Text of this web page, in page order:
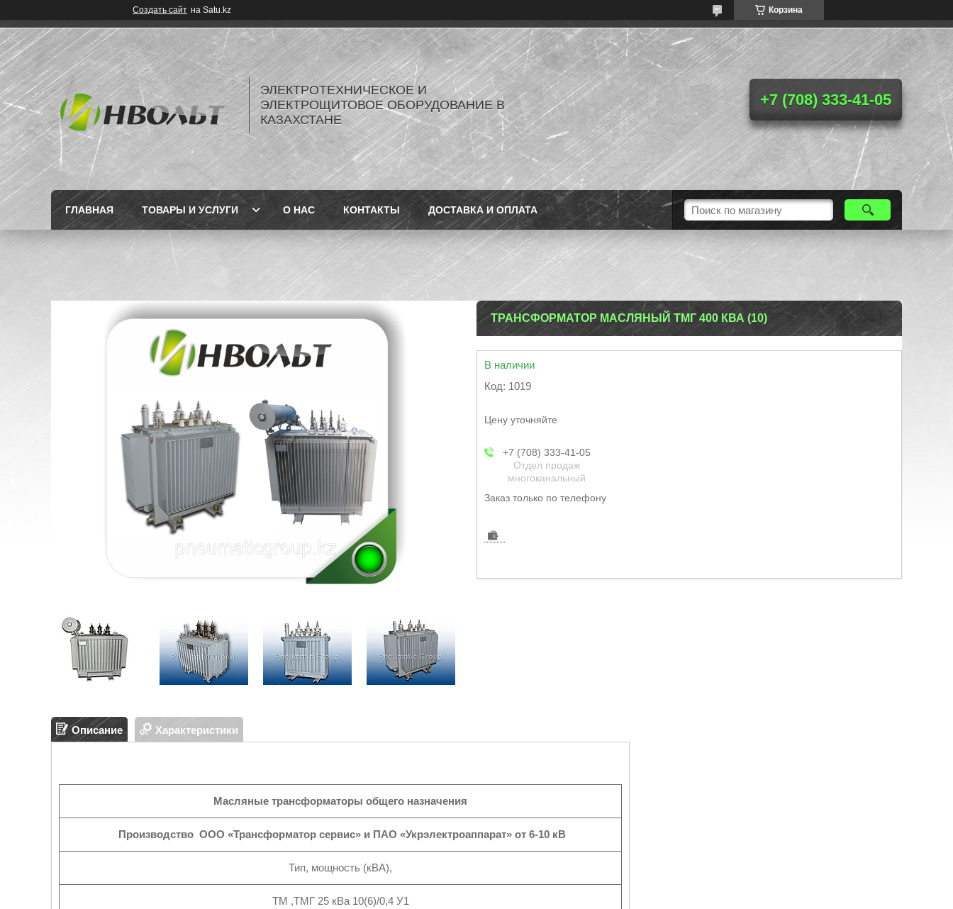
Создать сайт на Satu.kz Корзина
ЭЛЕКТРОТЕХНИЧЕСКОЕ И
ЭЛЕКТРОЩИТОВОЕ ОБОРУДОВАНИЕ В
КАЗАХСТАНЕ
+7 (708) 333-41-05
ГЛАВНАЯ ТОВАРЫ И УСЛУГИ О НАС КОНТАКТЫ ДОСТАВКА И ОПЛАТА
ТРАНСФОРМАТОР МАСЛЯНЫЙ ТМГ 400 КВА (10)
В наличии
Код: 1019
Цену уточняйте
+7 (708) 333-41-05
Отдел продаж
многоканальный
Заказ только по телефону
Описание Характеристики
Масляные трансформаторы общего назначения
Производство ООО «Трансформатор сервис» и ПАО «Укрэлектроаппарат» от 6-10 кВ
Тип, мощность (кВА),
ТМ ,ТМГ 25 кВа 10(6)/0,4 У1